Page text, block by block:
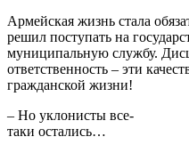
Армейская жизнь стала
решил поступать на
муниципальную службу.
ответственность – эти
гражданской жизни!
– Но уклонисты все-
таки остались…